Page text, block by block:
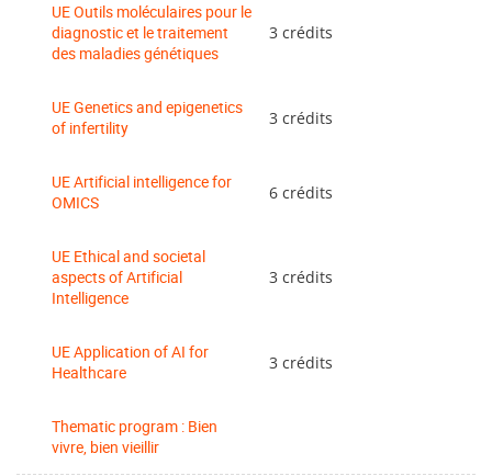
UE Outils moléculaires pour le
diagnostic et le traitement
des maladies génétiques
3 crédits
UE Genetics and epigenetics
of infertility
3 crédits
UE Artificial intelligence for
OMICS
6 crédits
UE Ethical and societal
aspects of Artificial
Intelligence
3 crédits
UE Application of AI for
Healthcare
3 crédits
Thematic program : Bien
vivre, bien vieillir